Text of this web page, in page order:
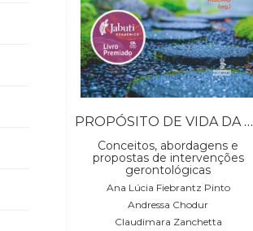
PROPÓSITO DE VIDA DA PESSOA IDOSA
Conceitos, abordagens e
propostas de intervenções
gerontológicas
Ana Lúcia Fiebrantz Pinto
Andressa Chodur
Claudimara Zanchetta